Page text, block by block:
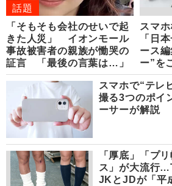
話題
「そもそも会社のせいで起
きた人災」 イオンモール
事故被害者の親族が慟哭の
証言 「最後の言葉は…」
スマ
「日
ース
ー”を
スマホで“テレ
撮る3つのポ
ーサーが解説
「厚底」「プ
ス」が大流行
JKとJDが「平